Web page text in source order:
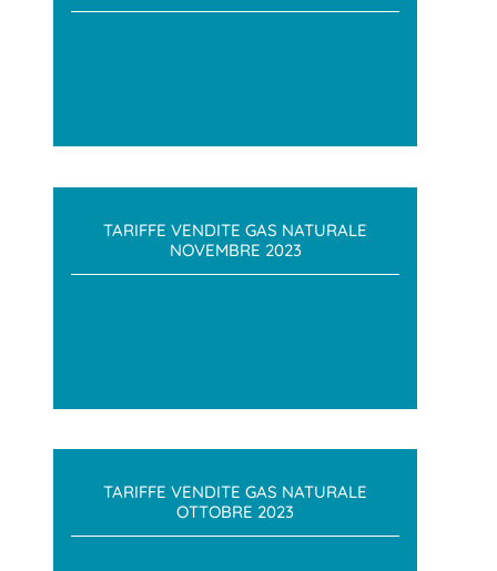
TARIFFE VENDITE GAS NATURALE
NOVEMBRE 2023
TARIFFE VENDITE GAS NATURALE
OTTOBRE 2023